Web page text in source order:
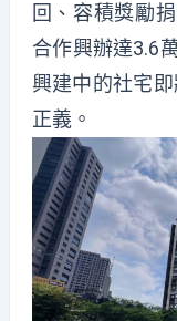
回、容積獎勵
合作興辦達3.6
興建中的社宅
正義。